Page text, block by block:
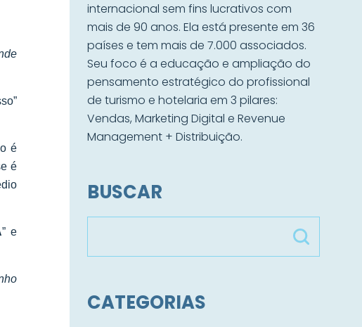
é
é
” e
internacional sem fins lucrativos com
mais de 90 anos. Ela está presente em 36
países e tem mais de 7.000 associados.
Seu foco é a educação e ampliação do
pensamento estratégico do profissional
de turismo e hotelaria em 3 pilares:
Vendas, Marketing Digital e Revenue
Management + Distribuição.
BUSCAR
CATEGORIAS